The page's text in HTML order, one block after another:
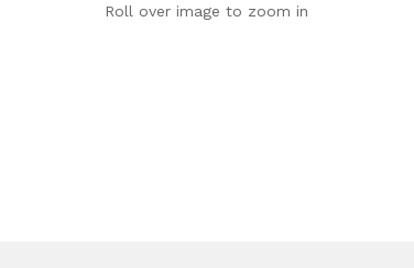
Roll over image to zoom in